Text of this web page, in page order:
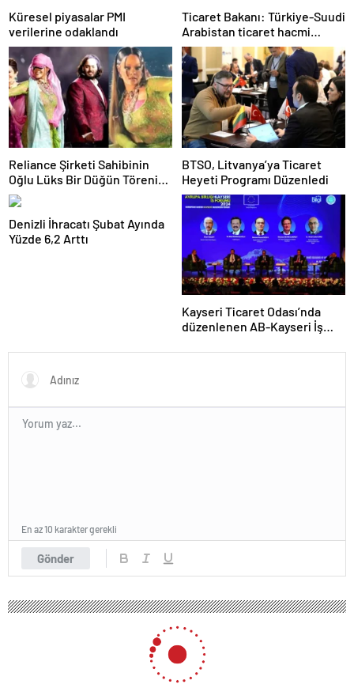
Küresel piyasalar PMI
verilerine odaklandı
Ticaret Bakanı: Türkiye-Suudi
Arabistan ticaret hacmi
artacak
Reliance Şirketi Sahibinin
Oğlu Lüks Bir Düğün Töreni
Düzenledi
BTSO, Litvanya’ya Ticaret
Heyeti Programı Düzenledi
Denizli İhracatı Şubat Ayında
Yüzde 6,2 Arttı
Kayseri Ticaret Odası’nda
düzenlenen AB-Kayseri İş
ve dijitalleşme vurgusu
Gönder
En az 10 karakter gerekli